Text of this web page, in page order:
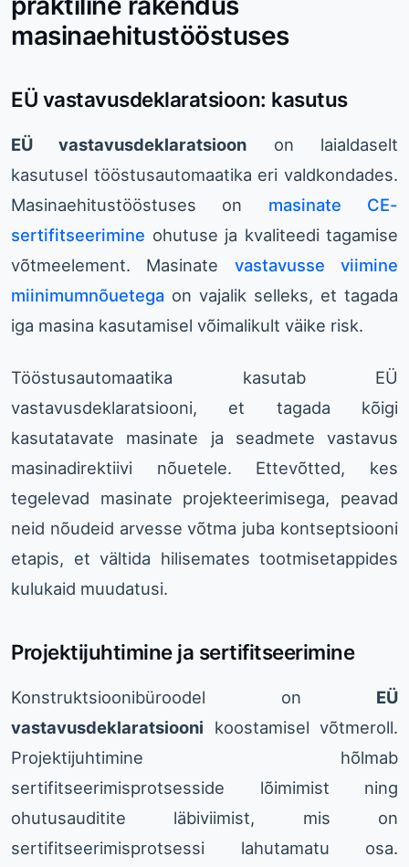
masinaehitustööstuses
EÜ vastavusdeklaratsioon: kasutus
EÜ vastavusdeklaratsioon on laialdaselt
kasutusel tööstusautomaatika eri valdkondades.
Masinaehitustööstuses on masinate CE-
sertifitseerimine ohutuse ja kvaliteedi tagamise
võtmeelement. Masinate vastavusse viimine
miinimumnõuetega on vajalik selleks, et tagada
iga masina kasutamisel võimalikult väike risk.
Tööstusautomaatika kasutab EÜ
vastavusdeklaratsiooni, et tagada kõigi
kasutatavate masinate ja seadmete vastavus
masinadirektiivi nõuetele. Ettevõtted, kes
tegelevad masinate projekteerimisega, peavad
neid nõudeid arvesse võtma juba kontseptsiooni
etapis, et vältida hilisemates tootmisetappides
kulukaid muudatusi.
Projektijuhtimine ja sertifitseerimine
Konstruktsioonibüroodel on EÜ
vastavusdeklaratsiooni koostamisel võtmeroll.
Projektijuhtimine hõlmab
sertifitseerimisprotsesside lõimimist ning
ohutusauditite läbiviimist, mis on
sertifitseerimisprotsessi lahutamatu osa.